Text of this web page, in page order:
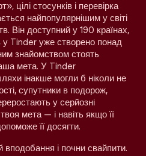
цілі стосунків і перевірка
найпопулярнішим у світі
Він доступний у 190 країнах,
у Tinder уже створено понад
знайомством стоять
мета. У Tinder
інакше могли б ніколи не
супутники в подорож,
у серйозні
мета — і навіть якщо її
її досягти.
і почни свайпити.